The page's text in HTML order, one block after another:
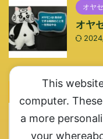
オヤ
オヤ
メルマガ登録お願い
絡させていただきま
This
computer.
a more
your